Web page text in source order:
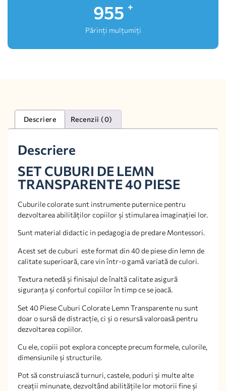
1,000
Părinți mulțumiți
Descriere Recenzii (0)
Descriere
SET CUBURI DE LEMN
TRANSPARENTE 40 PIESE
Cuburile colorate sunt instrumente puternice pentru
dezvoltarea abilităților copiilor și stimularea imaginației lor.
Sunt material didactic in pedagogia de predare Montessori.
Acest set de cuburi este format din 40 de piese din lemn de
calitate superioară, care vin într-o gamă variată de culori.
Textura netedă și finisajul de înaltă calitate asigură
siguranța și confortul copiilor în timp ce se joacă.
Set 40 Piese Cuburi Colorate Lemn Transparente nu sunt
doar o sursă de distracție, ci și o resursă valoroasă pentru
dezvoltarea copiilor.
Cu ele, copiii pot explora concepte precum formele, culorile,
dimensiunile și structurile.
Pot să construiască turnuri, castele, poduri și multe alte
creații minunate, dezvoltând abilitățile lor motorii fine și